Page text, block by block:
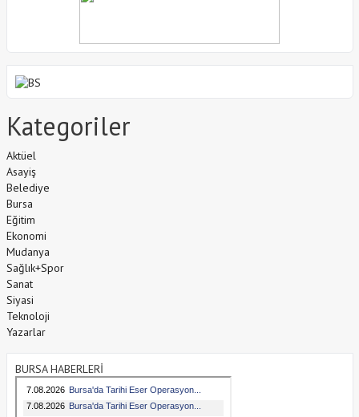
Kategoriler
Aktüel
Asayiş
Belediye
Bursa
Eğitim
Ekonomi
Mudanya
Sağlık+Spor
Sanat
Siyasi
Teknoloji
Yazarlar
BURSA HABERLERİ